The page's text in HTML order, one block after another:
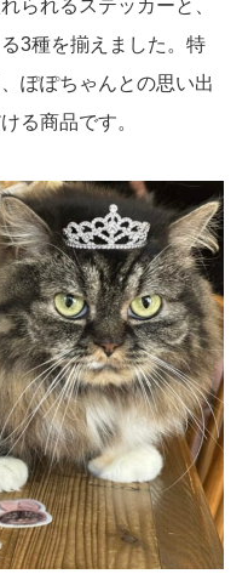
られるステッカーと、
3種を揃えました。特
ぽぽちゃんとの思い出
る商品です。